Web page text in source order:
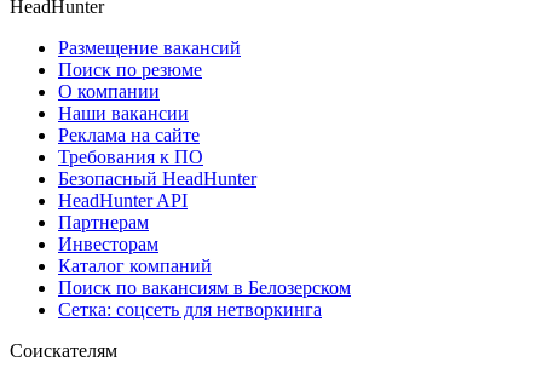
HeadHunter
Размещение вакансий
Поиск по резюме
О компании
Наши вакансии
Реклама на сайте
Требования к ПО
Безопасный HeadHunter
HeadHunter API
Партнерам
Инвесторам
Каталог компаний
Поиск по вакансиям в Белозерском
Сетка: соцсеть для нетворкинга
Соискателям